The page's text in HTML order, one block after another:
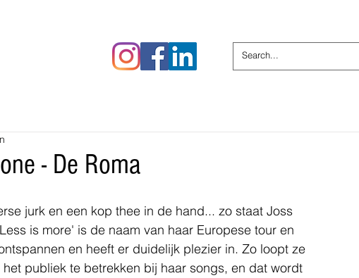
- De Roma
jurk en een kop thee in de hand... zo staat Joss
is more' is de naam van haar Europese tour en
en heeft er duidelijk plezier in. Zo loopt ze
publiek te betrekken bij haar songs, en dat wordt